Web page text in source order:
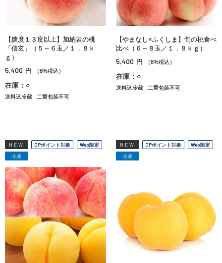
【糖度１３度以上】加納岩の桃
「信玄」（５～６玉／１．８ｋ
ｇ）
5,400 円 （8%税込）
在庫：○
送料込冷蔵 二重包装不可
【やまなし×ふくしま】旬の桃食べ
比べ（６～８玉／１．８ｋｇ）
5,400 円 （8%税込）
在庫：○
送料込冷蔵 二重包装不可
NEW OPポイント対象
Web限定
冷蔵
NEW OPポイント対象
Web限定
冷蔵